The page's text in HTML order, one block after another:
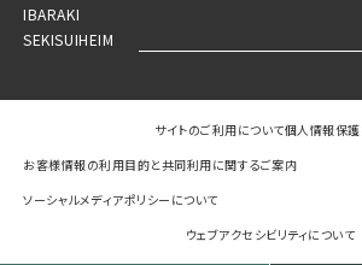
IBARAKI
SEKISUIHEIM
サイトのご利用について個人情報保
お客様情報の利用目的と共同利用に関するご案内
ソーシャルメディアポリシーについて
ウェブアクセシビリティについて